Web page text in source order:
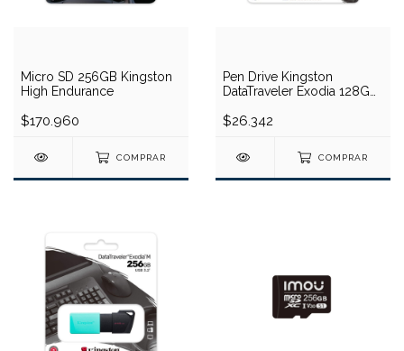
Micro SD 256GB Kingston
High Endurance
$170.960
COMPRAR
Pen Drive Kingston
DataTraveler Exodia 128GB
$26.342
COMPRAR